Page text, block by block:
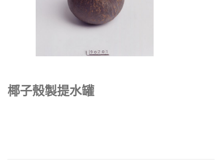
椰子殼製提水罐